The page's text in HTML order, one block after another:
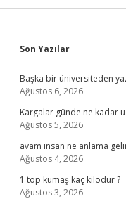
Sidebar
Son Yazılar
Başka bir üniversiteden
Ağustos 6, 2026
Kargalar günde ne kadar
Ağustos 5, 2026
avam insan ne anlama
Ağustos 4, 2026
1 top kumaş kaç kilodur ?
Ağustos 3, 2026